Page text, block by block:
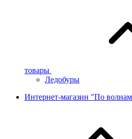
товары
Ледобуры
Интернет-магазин "По